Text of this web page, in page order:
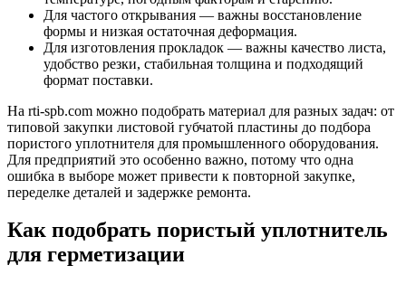
Для частого открывания — важны восстановление
формы и низкая остаточная деформация.
Для изготовления прокладок — важны качество листа,
удобство резки, стабильная толщина и подходящий
формат поставки.
На rti-spb.com можно подобрать материал для разных задач: от
типовой закупки листовой губчатой пластины до подбора
пористого уплотнителя для промышленного оборудования.
Для предприятий это особенно важно, потому что одна
ошибка в выборе может привести к повторной закупке,
переделке деталей и задержке ремонта.
Как подобрать пористый уплотнитель
для герметизации